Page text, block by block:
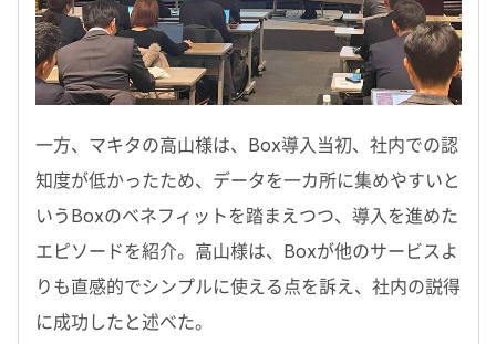
一方、マキタの高山様は、Box導入当初、社内での認
知度が低かったため、データを一カ所に集めやすいと
いうBoxのベネフィットを踏まえつつ、導入を進めた
エピソードを紹介。高山様は、Boxが他のサービスよ
りも直感的でシンプルに使える点を訴え、社内の説得
に成功したと述べた。